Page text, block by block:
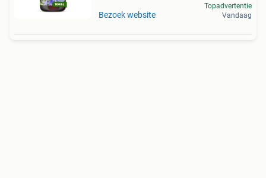
Bezoek website
Topadvertentie
Vandaag